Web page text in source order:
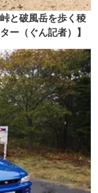
と破風岳を歩く稜
（ぐん記者）】